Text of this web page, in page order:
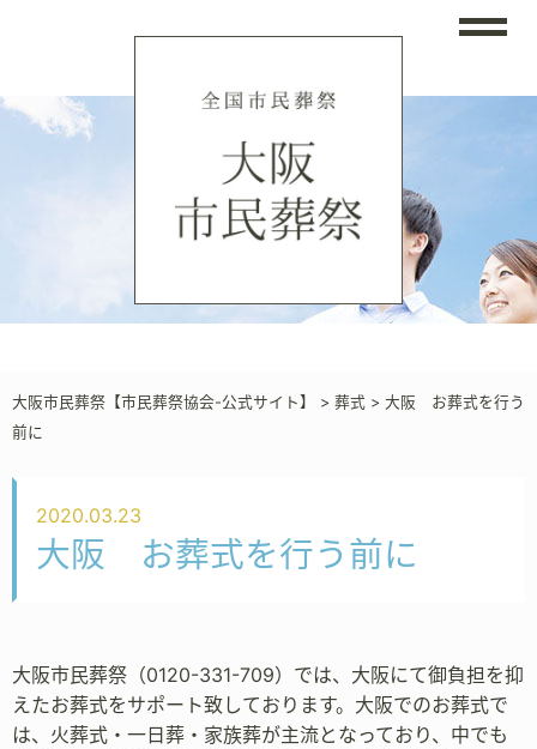
大阪市民葬祭【市民葬祭協会-公式サイト】 > 葬式 > 大阪 お葬式を行う
前に
2020.03.23
大阪 お葬式を行う前に
大阪市民葬祭（0120-331-709）では、大阪にて御負担を抑
えたお葬式をサポート致しております。大阪でのお葬式で
は、火葬式・一日葬・家族葬が主流となっており、中でも